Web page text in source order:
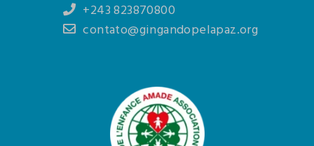
+243 823870800
contato@gingandopelapaz.org